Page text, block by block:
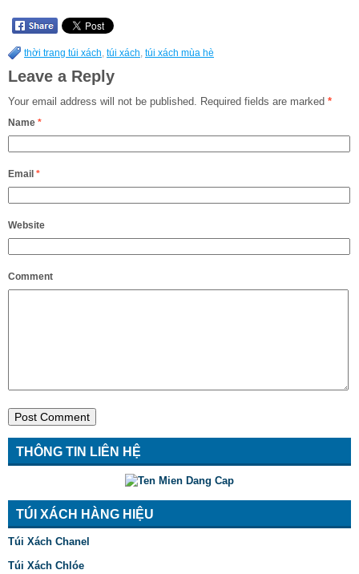
thời trang túi xách, túi xách, túi xách mùa hè
Leave a Reply
Your email address will not be published. Required fields are marked *
Name *
Email *
Website
Comment
THÔNG TIN LIÊN HỆ
TÚI XÁCH HÀNG HIỆU
Túi Xách Chanel
Túi Xách Chlóe